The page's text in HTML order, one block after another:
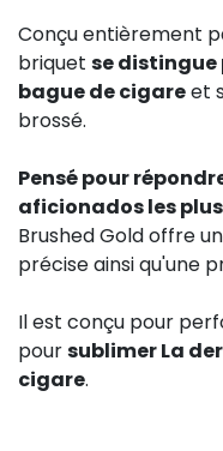
Conçu entièrement
briquet se distingue
bague de cigareet
brossé.
Pensé pour
aficionados les
Brushed Gold offre
précise ainsi qu'une
Il est conçu pour
poursublimer La
cigare.